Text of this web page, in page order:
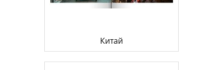
Китай